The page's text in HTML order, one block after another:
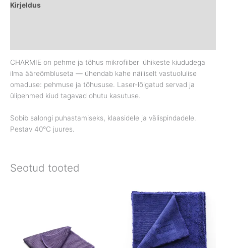
Kirjeldus
CHARMIE on pehme ja tõhus mikrofiiber lühikeste kiududega
ilma ääreõmbluseta — ühendab kahe näiliselt vastuolulise
omaduse: pehmuse ja tõhususe. Laser-lõigatud servad ja
ülipehmed kiud tagavad ohutu kasutuse.
Sobib salongi puhastamiseks, klaasidele ja välispindadele.
Pestav 40°C juures.
Seotud tooted